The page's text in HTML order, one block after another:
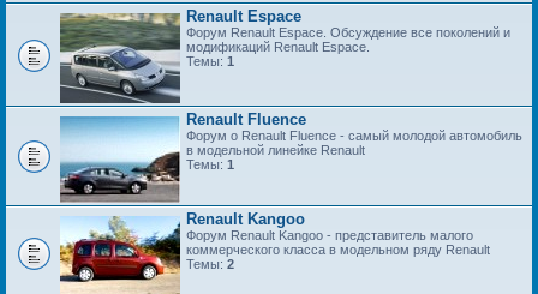
Renault Espace
Форум Renault Espace. Обсуждение все поколений и
модификаций Renault Espace.
Темы: 1
Renault Fluence
Форум о Renault Fluence - самый молодой автомобиль
в модельной линейке Renault
Темы: 1
Renault Kangoo
Форум Renault Kangoo - представитель малого
коммерческого класса в модельном ряду Renault
Темы: 2